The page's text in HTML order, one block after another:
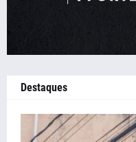
Destaques